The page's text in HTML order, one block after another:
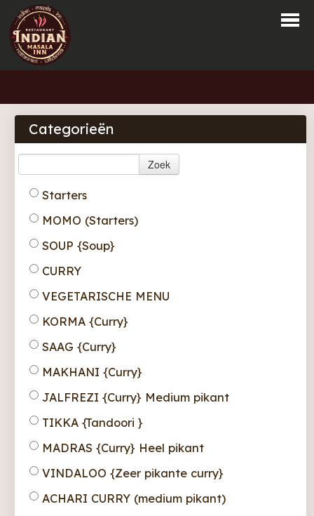
Bestellen
Menu
Reservaties
Login
Categorieën
Zoek
Starters
MOMO (Starters)
SOUP {Soup}
CURRY
VEGETARISCHE MENU
KORMA {Curry}
SAAG {Curry}
MAKHANI {Curry}
JALFREZI {Curry} Medium pikant
TIKKA {Tandoori }
MADRAS {Curry} Heel pikant
VINDALOO {Zeer pikante curry}
ACHARI CURRY (medium pikant)